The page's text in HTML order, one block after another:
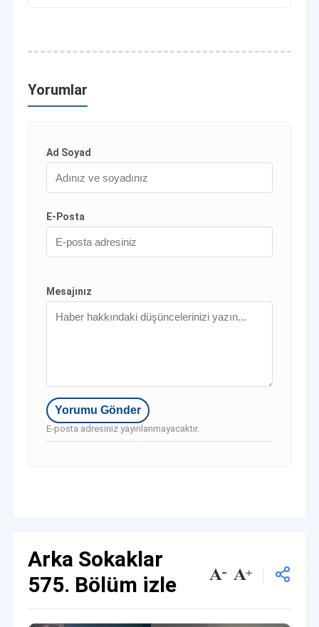
Yorumlar
Ad Soyad
E-Posta
Mesajınız
E-posta adresiniz yayınlanmayacaktır.
Arka Sokaklar
575. Bölüm izle